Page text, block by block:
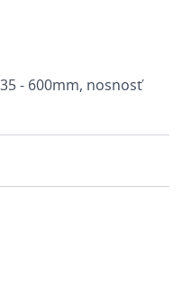
- 600mm, nosnosť